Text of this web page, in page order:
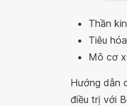
Thần
Tiêu
Mô cơ
Hướng dẫn
điều trị với